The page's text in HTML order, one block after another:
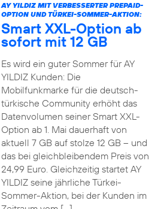
AY YILDIZ MIT VERBESSERTER PREPAID-
OPTION UND TÜRKEI-SOMMER-AKTION:
Smart XXL-Option ab
sofort mit 12 GB
Es wird ein guter Sommer für AY
YILDIZ Kunden: Die
Mobilfunkmarke für die deutsch-
türkische Community erhöht das
Datenvolumen seiner Smart XXL-
Option ab 1. Mai dauerhaft von
aktuell 7 GB auf stolze 12 GB – und
das bei gleichbleibendem Preis von
24,99 Euro. Gleichzeitig startet AY
YILDIZ seine jährliche Türkei-
Sommer-Aktion, bei der Kunden im